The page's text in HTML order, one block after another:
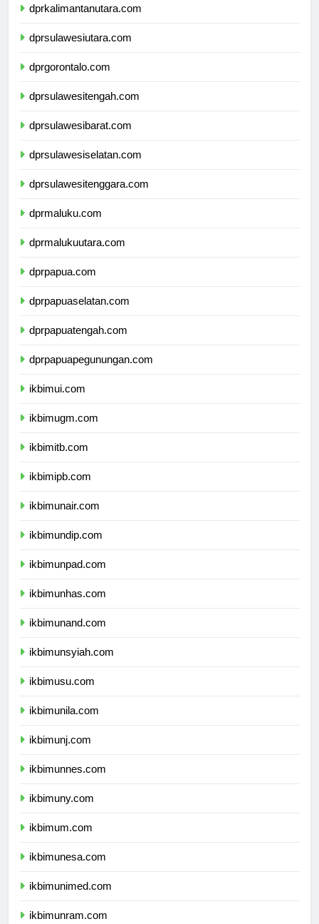
dprkalimantanutara.com
dprsulawesiutara.com
dprgorontalo.com
dprsulawesitengah.com
dprsulawesibarat.com
dprsulawesiselatan.com
dprsulawesitenggara.com
dprmaluku.com
dprmalukuutara.com
dprpapua.com
dprpapuaselatan.com
dprpapuatengah.com
dprpapuapegunungan.com
ikbimui.com
ikbimugm.com
ikbimitb.com
ikbimipb.com
ikbimunair.com
ikbimundip.com
ikbimunpad.com
ikbimunhas.com
ikbimunand.com
ikbimunsyiah.com
ikbimusu.com
ikbimunila.com
ikbimunj.com
ikbimunnes.com
ikbimuny.com
ikbimum.com
ikbimunesa.com
ikbimunimed.com
ikbimunram.com